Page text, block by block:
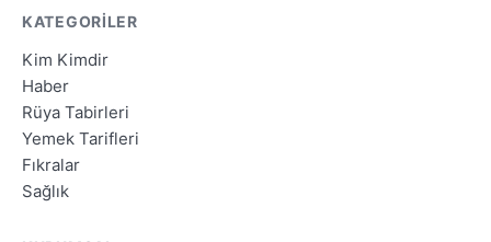
KATEGORILER
Kim Kimdir
Haber
Rüya Tabirleri
Yemek Tarifleri
Fıkralar
Sağlık